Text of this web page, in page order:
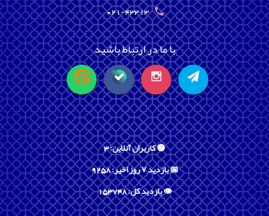
021-43313
با ما در ارتباط باشید
🟢 کاربران آنلاین: 3
📅 بازدید ۷ روز اخیر: 9258
👁️ بازدید کل: 153748